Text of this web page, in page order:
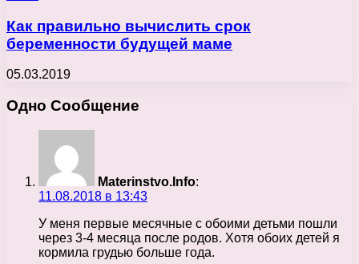
Как правильно вычислить срок
беременности будущей маме
05.03.2019
Одно Сообщение
Materinstvo.Info:
11.08.2018 в 13:43
У меня первые месячные с обоими детьми пошли
через 3-4 месяца после родов. Хотя обоих детей я
кормила грудью больше года.